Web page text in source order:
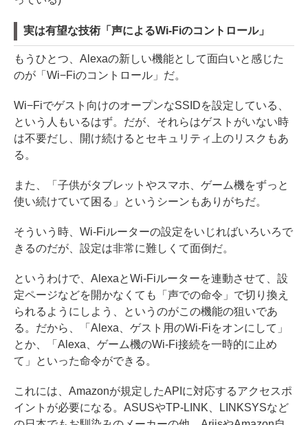
実は有望な技術「声によるWi-Fiのコントロール」
もうひとつ、Alexaの新しい機能として面白いと感じた
のが「Wi−Fiのコントロール」だ。
Wi−Fiでゲスト向けのオープンなSSIDを設定している、
という人もいるはず。だが、それらはゲストがいない時
は不要だし、開け続けるとセキュリティ上のリスクもあ
る。
また、「子供がタブレットやスマホ、ゲーム機をずっと
使い続けていて困る」というシーンもありがちだ。
そういう時、Wi-Fiルーターの設定をいじればいろいろで
きるのだが、設定は非常に難しくて面倒だ。
というわけで、AlexaとWi-Fiルーターを連動させて、設
定ページなどを開かなくても「声での命令」で切り換え
られるようにしよう、というのがこの機能の狙いであ
る。だから、「Alexa、ゲスト用のWi-Fiをオンにして」
とか、「Alexa、ゲーム機のWi-Fi接続を一時的に止め
て」といった命令ができる。
これには、Amazonが規定したAPIに対応するアクセスポ
イントが必要になる。ASUSやTP-LINK、LINKSYSなど